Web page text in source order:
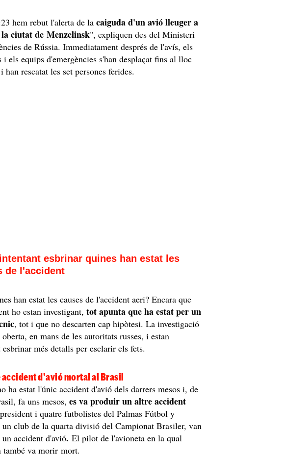
hem rebut l'alerta de la caiguda d'un avió lleuger a
ciutat de Menzelinsk", expliquen des del Ministeri
de Rússia. Immediatament després de l'avís, els
i els equips d'emergències s'han desplaçat fins al lloc
han rescatat les set persones ferides.
esbrinar quines han estat les
de l'accident
han estat les causes de l'accident aeri? Encara que
ho estan investigant,tot apunta que ha estat per un
, tot i que no descarten cap hipòtesi. La investigació
en mans de les autoritats russes, i estan
més detalls per esclarir els fets.
accident d'avió mortal al Brasil
ha estat l'únic accident d'avió dels darrers mesos i, de
fa uns mesos, es va produir un altre accident
i quatre futbolistes del Palmas Fútbol y
un club de la quarta divisió del Campionat Brasiler, van
accident d'avió. El pilot de l'avioneta en la qual
també va morir mort.